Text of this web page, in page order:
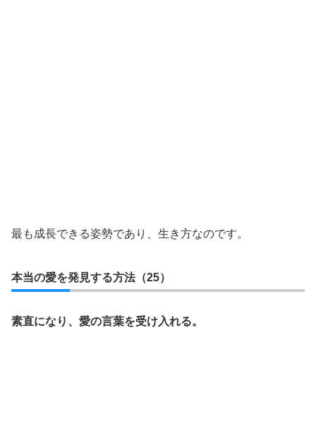
最も成長できる姿勢であり、生き方なのです。
本当の愛を発見する方法（25）
素直になり、愛の言葉を受け入れる。